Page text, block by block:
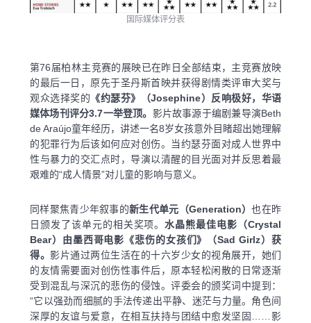
国际媒体评分表
第76届柏林主竞赛的展映已在昨日全部结束，主竞赛放映
的最后一日，原先于圣丹斯首映并获得剧情类评审大奖与
观众选择奖的 《约瑟芬》（Josephine）反响极好，华语
媒体场刊评分3.7一举登顶。 影片故事源于编剧兼导演Beth
de Araújo童年经历，讲述一名8岁女孩意外目睹超出她理解
的犯罪行为后该如何应对创伤。当约瑟芬面对成人世界中
性与暴力的交汇点时，导演以清醒的目光面对并反思着最
艰难的“成人情景”对儿童的影响与意义。
同样聚焦青少年叙事的新生代单元（Generation）也在昨
日颁发了该单元的相关奖项。水晶熊最佳电影（Crystal
Bear）由墨西哥电影《悲伤的女孩们》（Sad Girlz）获
得。 影片通过两位生活在的十六岁少女的视角展开，她们
的友情需要面对创伤性事件后，原本轻松闲散的日常逐渐
受到混乱与深沉的悲伤的侵蚀。评委会的颁奖词中提到：
“它以强劲而细腻的手法传递出平静、迷茫与力量。角色间
深厚的友谊与爱意，在相互扶持与团结中愈发坚固……影